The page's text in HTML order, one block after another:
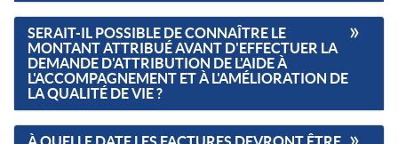
SERAIT-IL POSSIBLE DE CONNAÎTRE LE
MONTANT ATTRIBUÉ AVANT D'EFFECTUER LA
DEMANDE D'ATTRIBUTION DE L'AIDE À
L'ACCOMPAGNEMENT ET À L'AMÉLIORATION DE
LA QUALITÉ DE VIE ?